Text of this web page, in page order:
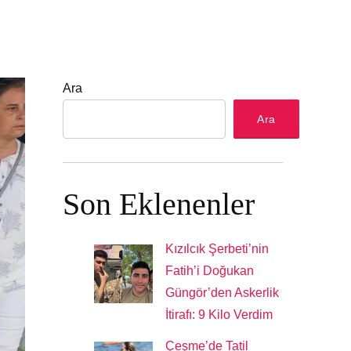
Ara
Ara
Son Eklenenler
Kızılcık Şerbeti’nin
Fatih’i Doğukan
Güngör’den Askerlik
İtirafı: 9 Kilo Verdim
Çeşme’de Tatil